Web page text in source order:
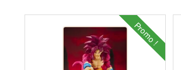
Promo !